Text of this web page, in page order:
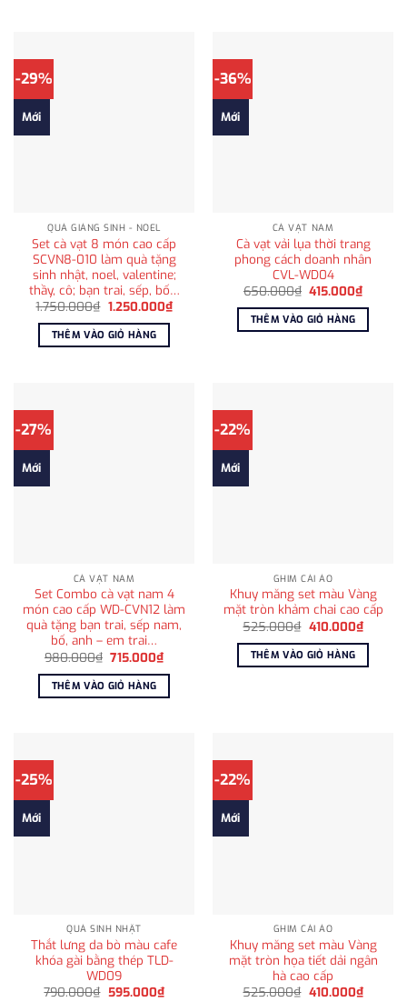
-29%
Mới
QUÀ GIÁNG SINH - NOEL
Set cà vạt 8 món cao cấp
SCVN8-010 làm quà tặng
sinh nhật, noel, valentine;
thầy, cô; bạn trai, sếp, bố…
1.750.000₫ Giá
là:
1.750.000₫.
1.250.000₫Giá
hiện
THÊM VÀO GIỎ HÀNG
-36%
Mới
CÀ VẠT NAM
Cà vạt vải lụa thời trang
phong cách doanh nhân
CVL-WD04
650.000₫ Giá
là:
650.000₫.
415.000₫Giá
hiện
tại
THÊM VÀO GIỎ HÀNG
-27%
Mới
CÀ VẠT NAM
Set Combo cà vạt nam 4
món cao cấp WD-CVN12 làm
quà tặng bạn trai, sếp nam,
bố, anh – em trai…
980.000₫ Giá
là:
980.000₫.
715.000₫Giá
hiện
tại
715.000₫.
THÊM VÀO GIỎ HÀNG
-22%
Mới
GHIM CÀI ÁO
Khuy măng set màu Vàng
mặt tròn khảm chai cao cấp
525.000₫ Giá
là:
525.000₫.
410.000₫Giá
hiện
tại
THÊM VÀO GIỎ HÀNG
-25%
Mới
QUÀ SINH NHẬT
Thắt lưng da bò màu cafe
khóa gài bằng thép TLD-
WD09
790.000₫ Giá
595.000₫Giá
-22%
Mới
GHIM CÀI ÁO
Khuy măng set màu Vàng
mặt tròn họa tiết dải ngân
hà cao cấp
525.000₫ Giá
410.000₫Giá